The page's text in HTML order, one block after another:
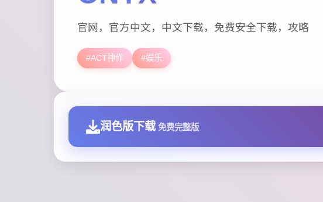
官网，官方中文，中文下载，免费安全下载，攻略
#ACT神作 #娱乐
润色版下载 免费完整版